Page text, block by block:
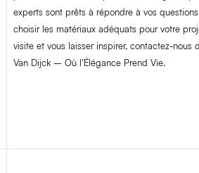
experts sont prêts à répondre à vos
choisir les matériaux adéquats pour votre
visite et vous laisser inspirer, contactez-nous
Van Dijck – Où l’Élégance Prend Vie.